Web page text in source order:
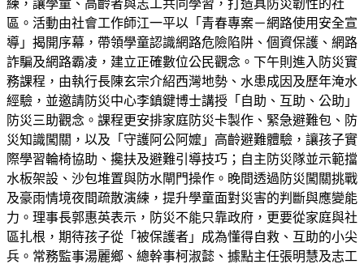
練，讓學童、高齡者與志工共同學習，打造具防災韌性的社
區。活動由社會工作師江一平以「青春專案－網路使用安全宣
導」揭開序幕，帶領學童認識網路危險陷阱、個資保護、網路
詐騙及網路霸凌，建立正確數位公民觀念。下午則進入防災實
務課程，由執行長陳玄宗介紹西灣地勢、水患成因及歷年淹水
經驗，並邀請防災中心李鎮鍵博士講授「自助、互助、公助」
防災三助觀念。課程更安排家庭防災卡製作、緊急避難包、防
災知識闖關，以及「守護阿公阿嬤」高齡避難體驗，讓孩子實
際學習輪椅協助、攙扶及避難引導技巧；自主防災隊並示範擋
水板架設、沙包堆置與防水閘門操作。晚間透過防災闖關挑戰
及豪雨情境夜間疏散演練，提升學童面對災害的判斷與應變能
力。理事長郭惠英表示，防災不能只靠政府，更要從家庭與社
區扎根，期待孩子從「被保護者」成為懂得自救、互助的小尖
兵。常務監事湯麗鄉、總幹事柯淑懿、據點主任張明慧及志工